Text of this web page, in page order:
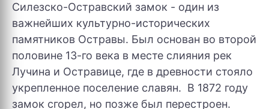
Силезско-Остравский замок - один из
важнейших культурно-исторических
памятников Остравы. Был основан во второй
половине 13-го века в месте слияния рек
Лучина и Остравице, где в древности стояло
укрепленное поселение славян. В 1872 году
замок сгорел, но позже был перестроен.